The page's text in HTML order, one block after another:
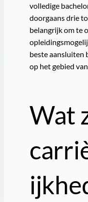
volledige
doorgaans drie
belangrijk om te
beste aansluiten
op het gebied
Wat